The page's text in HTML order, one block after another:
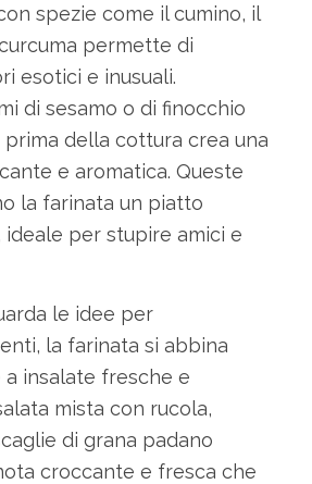
spezie come il cumino, il
permette di
esotici e inusuali.
di sesamo o di finocchio
della cottura crea una
e aromatica. Queste
la farinata un piatto
ideale per stupire amici e
le idee per
la farinata si abbina
insalate fresche e
mista con rucola,
di grana padano
croccante e fresca che